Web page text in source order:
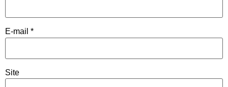
E-mail *
Site